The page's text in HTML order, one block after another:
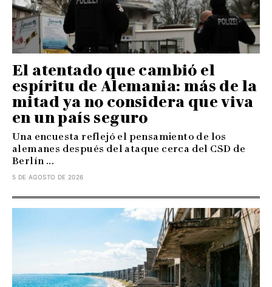
El atentado que cambió el
espíritu de Alemania: más de la
mitad ya no considera que viva
en un país seguro
Una encuesta reflejó el pensamiento de los
alemanes después del ataque cerca del CSD de
Berlín ...
5 DE AGOSTO DE 2026